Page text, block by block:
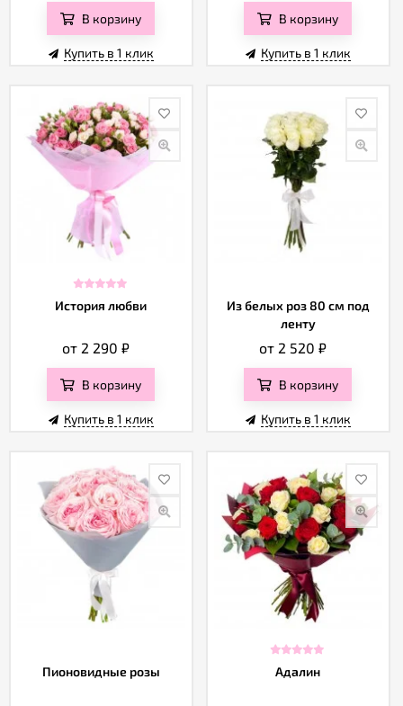
В корзину
Купить в 1 клик
В корзину
Купить в 1 клик
История любви
от 2 290 ₽
В корзину
Купить в 1 клик
Из белых роз 80 см под
ленту
от 2 520 ₽
В корзину
Купить в 1 клик
Пионовидные розы Адалин